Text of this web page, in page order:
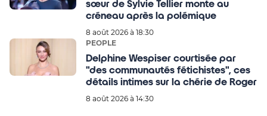
sœur de Sylvie Tellier monte au
créneau après la polémique
8 août 2026 à 18:30
PEOPLE
Delphine Wespiser courtisée par
"des communautés fétichistes", ces
détails intimes sur la chérie de Roger
8 août 2026 à 14:30